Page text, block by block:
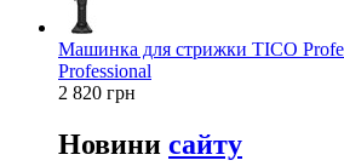
Машинка для стрижки TICO
Professional
2 820 грн
Новини сайту